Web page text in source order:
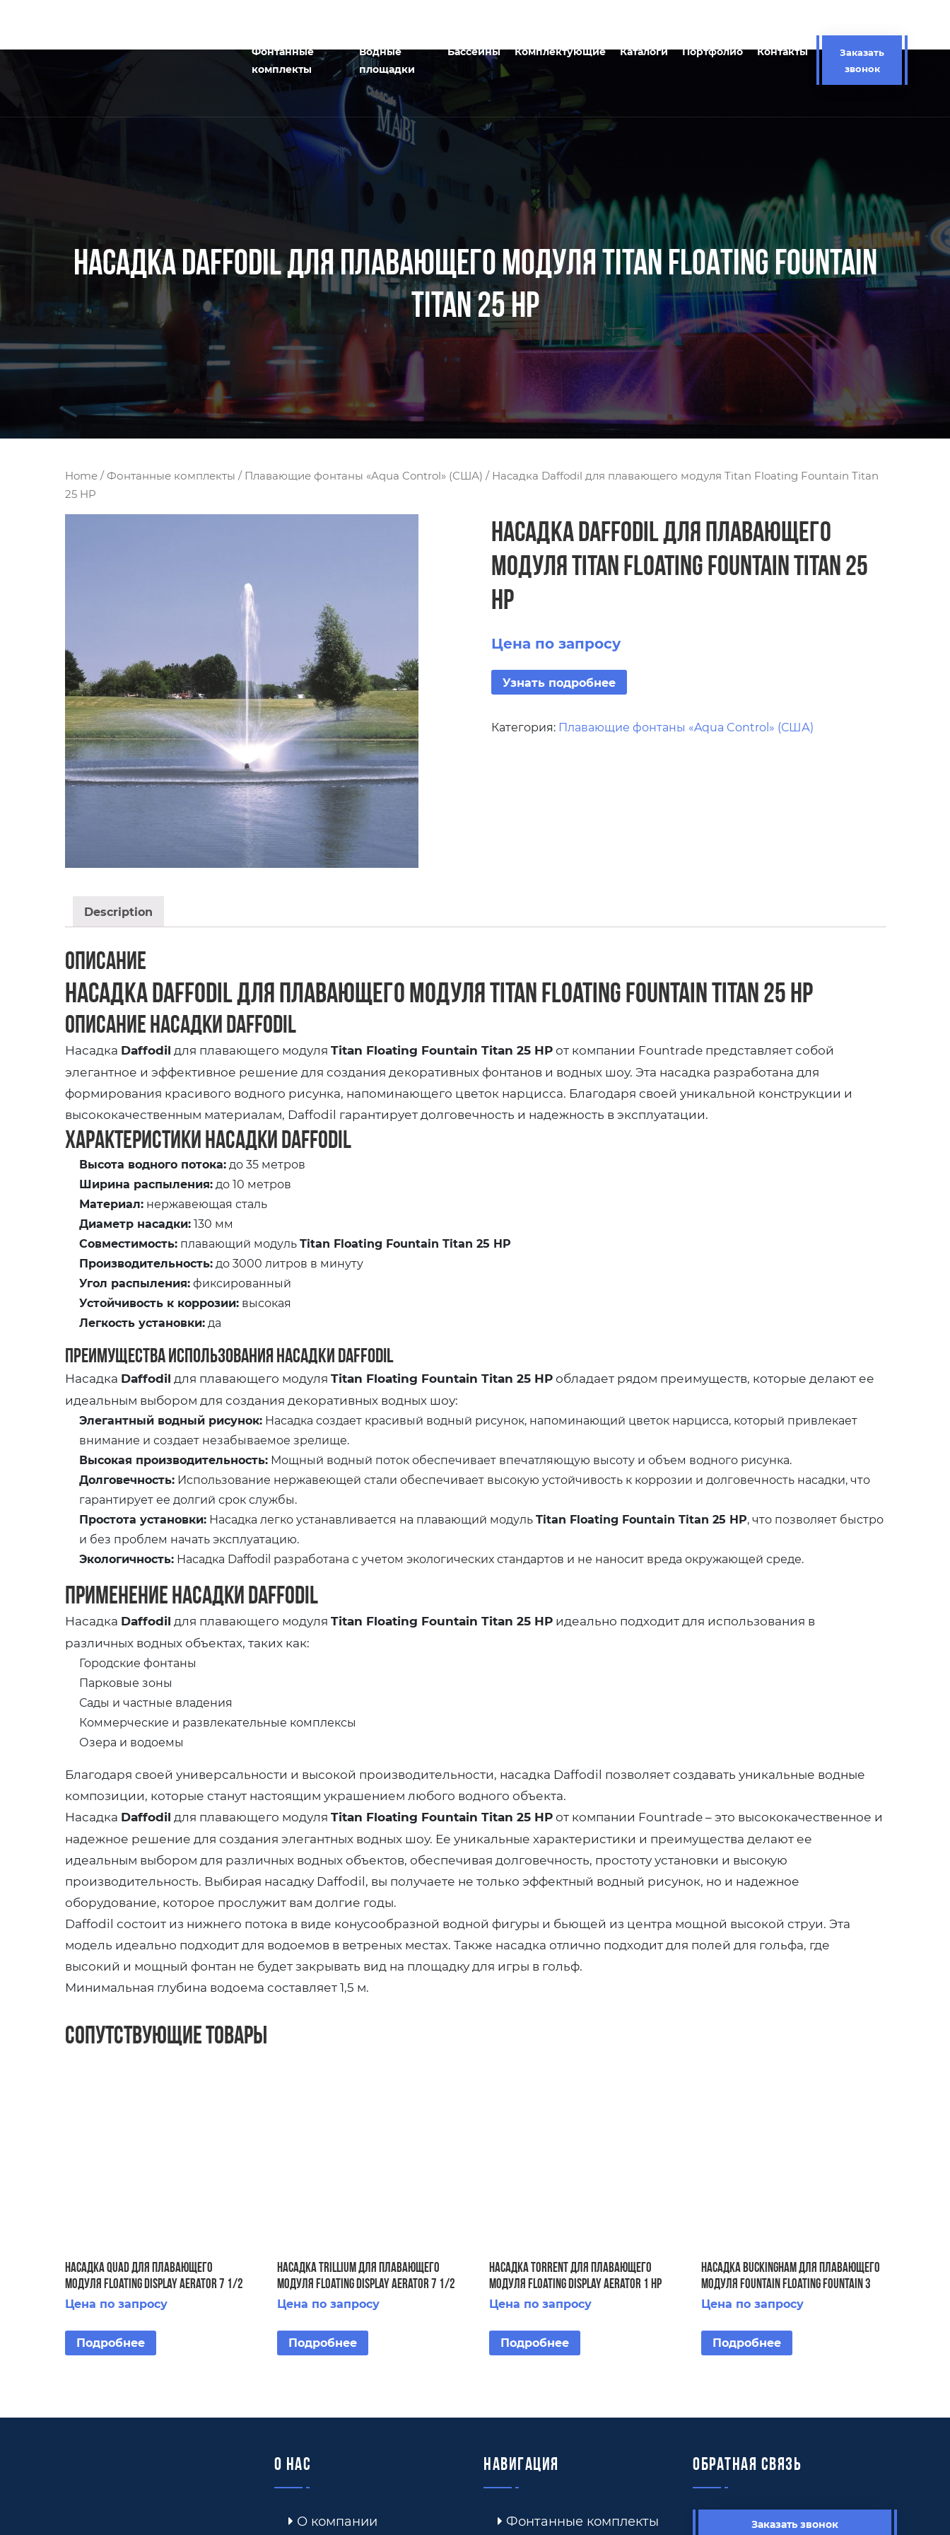
Фонтанные
комплекты
Водные
площадки
Бассейны Комплектующие Каталоги Портфолио Контакты
Заказать
звонок
НАСАДКА DAFFODIL ДЛЯ ПЛАВАЮЩЕГО МОДУЛЯ TITAN FLOATING FOUNTAIN
TITAN 25 HP
Home/Фонтанные комплекты / Плавающие фонтаны «Aqua Control» (США) / Насадка Daffodil для плавающего модуля Titan Floating Fountain Titan
25 HP
Насадка Daffodil для плавающего
модуля Titan Floating Fountain Titan 25
HP
Цена по запросу
Узнать подробнее
Категория: Плавающие фонтаны «Aqua Control» (США)
Description
Описание
Насадка Daffodil для плавающего модуля Titan Floating Fountain Titan 25 HP
Описание насадки Daffodil
Насадка Daffodil для плавающего модуля Titan Floating Fountain Titan 25 HPот компании Fountrade представляет собой
элегантное и эффективное решение для создания декоративных фонтанов и водных шоу. Эта насадка разработана для
формирования красивого водного рисунка, напоминающего цветок нарцисса. Благодаря своей уникальной конструкции и
высококачественным материалам, Daffodil гарантирует долговечность и надежность в эксплуатации.
Характеристики насадки Daffodil
Высота водного потока:до 35 метров
Ширина распыления:до 10 метров
Материал:нержавеющая сталь
Диаметр насадки:130 мм
Совместимость:плавающий модульTitan Floating Fountain Titan 25 HP
Производительность:до 3000 литров в минуту
Угол распыления:фиксированный
Устойчивость к коррозии:высокая
Легкость установки:да
Преимущества использования насадки Daffodil
Насадка Daffodil для плавающего модуля Titan Floating Fountain Titan 25 HPобладает рядом преимуществ, которые делают ее
идеальным выбором для создания декоративных водных шоу:
Элегантный водный рисунок:Насадка создает красивый водный рисунок, напоминающий цветок нарцисса, который привлекает
внимание и создает незабываемое зрелище.
Высокая производительность:Мощный водный поток обеспечивает впечатляющую высоту и объем водного рисунка.
Долговечность:Использование нержавеющей стали обеспечивает высокую устойчивость к коррозии и долговечность насадки, что
гарантирует ее долгий срок службы.
Простота установки:Насадка легко устанавливается на плавающий модульTitan Floating Fountain Titan 25 HP, что позволяет быстро
и без проблем начать эксплуатацию.
Экологичность:Насадка Daffodil разработана с учетом экологических стандартов и не наносит вреда окружающей среде.
Применение насадки Daffodil
Насадка Daffodil для плавающего модуля Titan Floating Fountain Titan 25 HPидеально подходит для использования в
различных водных объектах, таких как:
Городские фонтаны
Парковые зоны
Сады и частные владения
Коммерческие и развлекательные комплексы
Озера и водоемы
Благодаря своей универсальности и высокой производительности, насадка Daffodil позволяет создавать уникальные водные
композиции, которые станут настоящим украшением любого водного объекта.
Насадка Daffodil для плавающего модуля Titan Floating Fountain Titan 25 HPот компании Fountrade – это высококачественное и
надежное решение для создания элегантных водных шоу. Ее уникальные характеристики и преимущества делают ее
идеальным выбором для различных водных объектов, обеспечивая долговечность, простоту установки и высокую
производительность. Выбирая насадку Daffodil, вы получаете не только эффектный водный рисунок, но и надежное
оборудование, которое прослужит вам долгие годы.
Daffodil состоит из нижнего потока в виде конусообразной водной фигуры и бьющей из центра мощной высокой струи. Эта
модель идеально подходит для водоемов в ветреных местах. Также насадка отлично подходит для полей для гольфа, где
высокий и мощный фонтан не будет закрывать вид на площадку для игры в гольф.
Минимальная глубина водоема составляет 1,5 м.
Сопутствующие товары
Насадка Quad для плавающего
модуля Floating Display Aerator 7 1/2
HP
Цена по запросу
Подробнее
Насадка Trillium для плавающего
модуля Floating Display Aerator 7 1/2
HP 2 STG
Цена по запросу
Подробнее
Насадка Torrent для плавающего
модуля Floating Display Aerator 1 HP
Цена по запросу
Подробнее
Насадка Buckingham для плавающего
модуля Fountain Floating Fountain 3
HP
Цена по запросу
Подробнее
О нас
О компании
Навигация
Фонтанные комплекты
Обратная связь
Заказать звонок